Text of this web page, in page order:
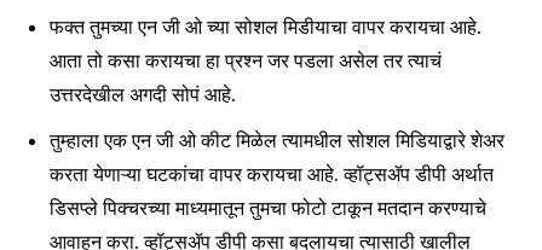
फक्त तुमच्या एन जी ओ च्या सोशल मिडीयाचा वापर करायचा आहे.
आता तो कसा करायचा हा प्रश्न जर पडला असेल तर त्याचं
उत्तरदेखील अगदी सोपं आहे.
तुम्हाला एक एन जी ओ कीट मिळेल त्यामधील सोशल मिडियाद्वारे शेअर
करता येणाऱ्या घटकांचा वापर करायचा आहे. व्हॉट्सॲप डीपी अर्थात
डिसप्ले पिक्चरच्या माध्यमातून तुमचा फोटो टाकून मतदान करण्याचे
आवाहन करा. व्हॉट्सॲप डीपी कसा बदलायचा त्यासाठी खालील